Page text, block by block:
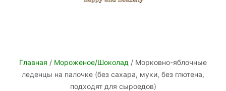
Главная / Мороженое/Шоколад / Морковно-яблочные
леденцы на палочке (без сахара, муки, без глютена,
подходят для сыроедов)